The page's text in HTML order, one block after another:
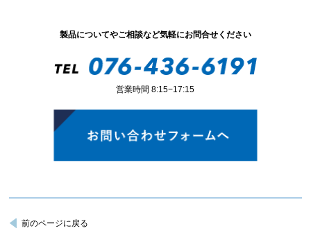
製品についてやご相談など気軽にお問合せください
営業時間 8:15−17:15
前のページに戻る